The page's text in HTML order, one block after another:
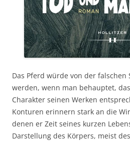
Das Pferd würde von der falschen
werden, wenn man behauptet,
Charakter seinen Werken
Konturen erinnern stark an die
denen er Zeit seines kurzen
Darstellung des Körpers, meist